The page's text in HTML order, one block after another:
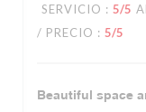
SERVICIO : 5/5
/ PRECIO : 5/5
Beautiful space